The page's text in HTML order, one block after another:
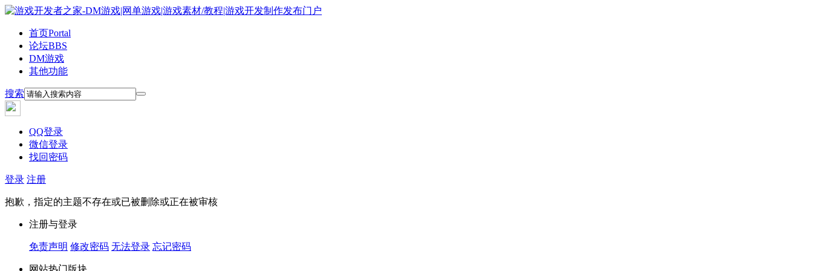
首页Portal
论坛BBS
DM游戏
其他功能
搜索
QQ登录
微信登录
找回密码
登录 注册
抱歉，指定的主题不存在或已被删除或正在被审核
注册与登录
免责声明 修改密码 无法登录 忘记密码
网站热门版块